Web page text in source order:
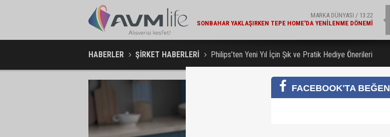
MARKA DÜNYASI / 13:22
SONBAHAR YAKLAŞIRKEN TEPE HOME'DA YENILENME DÖNEMI
ŞIRKET HABERLERI / 13:19
MIGROS VE BAKANLIK'TAN 'ÇEVRE ETIKETLI' ÜRÜNLER İÇIN İŞ
HABERLER ŞİRKET HABERLERİ Philips’ten Yeni Yıl İçin Şık ve Pratik Hediye Önerileri
FACEBOOK'TA BEĞEN